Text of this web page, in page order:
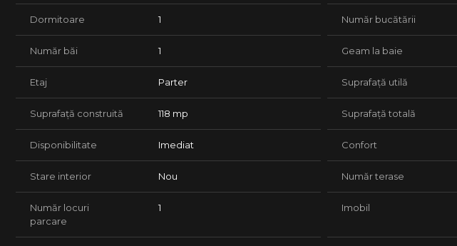
- termostat smart
- senzori anti-furt
- senzori anti-inundatie & incendiu
- videointerfon
-aparat aer conditionat
Termen predare Imediata.
*Fotografiile sunt cu titlu informativ dintr-un apartament de prezentare.
Oferim consultanta juridica si financiar-bancara pe toata durata procesului.
Dormitoare 1 Număr bucătării
Număr băi 1 Geam la baie
Etaj Parter Suprafață utilă
Suprafață construită 118 mp Suprafață totală
Disponibilitate Imediat Confort
Stare interior Nou Număr terase
Număr locuri
parcare
1 Imobil